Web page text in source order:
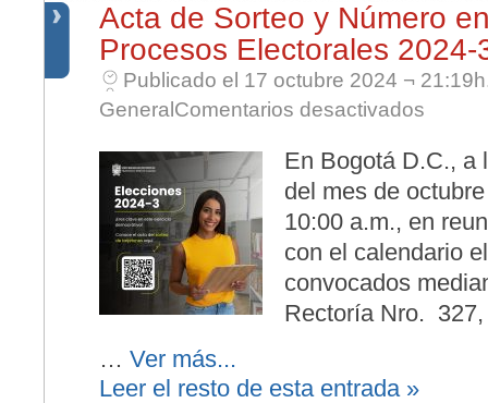
Acta de Sorteo y Número
Procesos Electorales 2024-
Publicado el 17 octubre 2024 ¬
General Comentarios desactivados
En Bogotá D.C., a
del mes de
10:00 a.m., en
con el calendario
convocados
Rectoría Nro.
… Ver más...
Leer el resto de esta entrada »